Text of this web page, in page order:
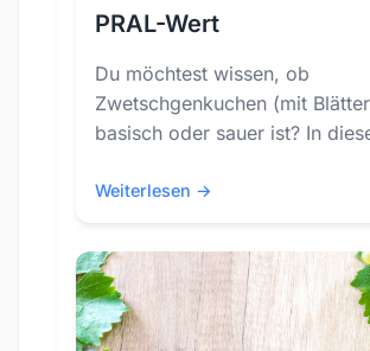
PRAL-Wert
Du möchtest wissen, ob
Zwetschgenkuchen (mit
basisch oder sauer ist? In
Wert von Zwetschgenkuchen
Weiterlesen →